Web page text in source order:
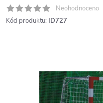
Neohodnoceno
Kód produktu: ID727